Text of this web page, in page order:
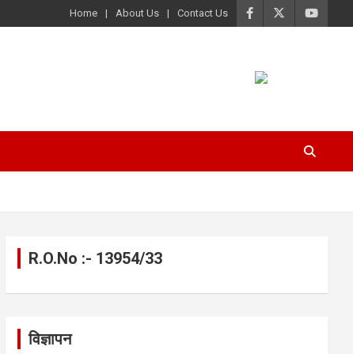
Home About Us Contact Us
R.O.No :- 13954/33
विज्ञापन